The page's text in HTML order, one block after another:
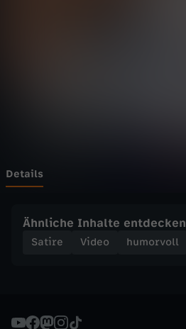
N
g
l
Details
Ähnliche Inhalte entdecken
Satire Video humorvoll